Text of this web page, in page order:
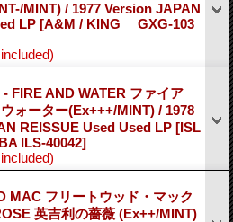
MINT) / 1977 Version JAPAN
LP [A&M / KING GXG-103
FIRE AND WATER ファイア
ォーター(Ex+++/MINT) / 1978
REISSUE Used Used LP [ISL
ILS-40042]
MAC フリートウッド・マック
英吉利の薔薇 (Ex++/MINT)